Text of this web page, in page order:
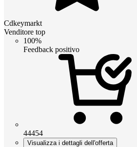
Cdkeymarkt
Venditore top
100%
Feedback positivo
44454
Visualizza i dettagli dell'offerta